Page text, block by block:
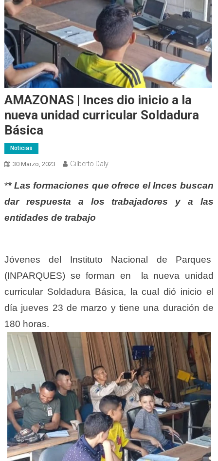
AMAZONAS | Inces dio inicio a la
nueva unidad curricular Soldadura
Básica
Noticias
30 Marzo, 2023 Gilberto Daly
** Las formaciones que ofrece el Inces buscan
dar respuesta a los trabajadores y a las
entidades de trabajo
Jóvenes del Instituto Nacional de Parques
(INPARQUES) se forman en la nueva unidad
curricular Soldadura Básica, la cual dió inicio el
día jueves 23 de marzo y tiene una duración de
180 horas.